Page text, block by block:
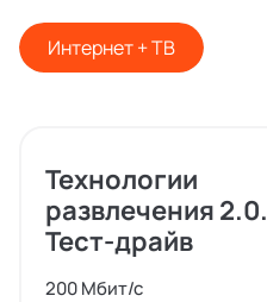
Интернет + ТВ
Технологии
развлечения 2.0.
Тест-драйв
200 Мбит/с